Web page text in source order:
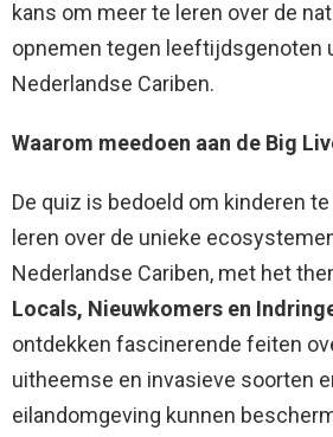
kans om meer te leren over de
opnemen tegen leeftijdsgenoten
Nederlandse Cariben.
Waarom meedoen aan de Big
De quiz is bedoeld om kinderen
leren over de unieke
Nederlandse Cariben, met het
Locals, Nieuwkomers en
ontdekken fascinerende feiten
uitheemse en invasieve soorten
eilandomgeving kunnen